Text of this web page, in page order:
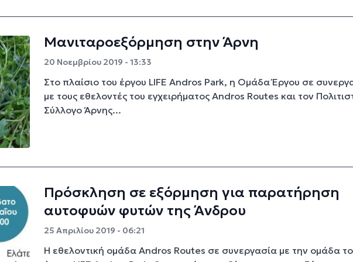
Μανιταροεξόρμηση στην Άρνη
20 Νοεμβρίου 2019 - 13:33
Στο πλαίσιο του έργου LIFE Andros Park, η Ομάδα Έργου σε
με τους εθελοντές του εγχειρήματος Andros Routes και τον
Σύλλογο Άρνης...
Πρόσκληση σε εξόρμηση για παρατήρηση
αυτοφυών φυτών της Άνδρου
25 Απριλίου 2019 - 06:21
Η εθελοντική ομάδα Andros Routes σε συνεργασία με την ομάδα